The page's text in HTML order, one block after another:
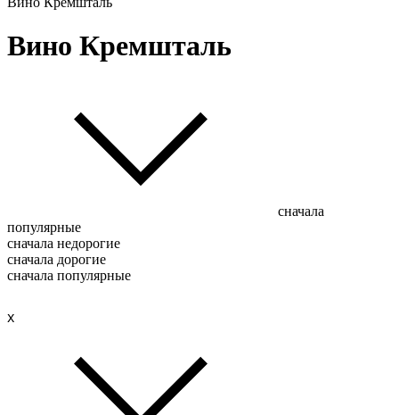
Вино Кремшталь
сначала
популярные
сначала недорогие
сначала дорогие
сначала популярные
x